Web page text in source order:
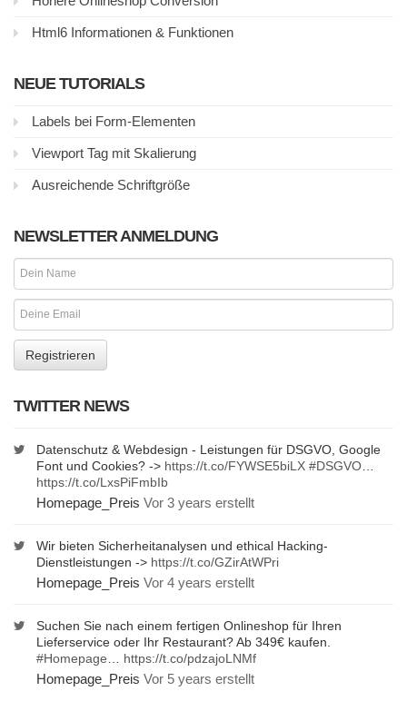
Html6 Informationen & Funktionen
NEUE TUTORIALS
Labels bei Form-Elementen
Viewport Tag mit Skalierung
Ausreichende Schriftgröße
NEWSLETTER ANMELDUNG
TWITTER NEWS
Datenschutz & Webdesign - Leistungen für DSGVO, Google
Font und Cookies? -> https://t.co/FYWSE5biLX #DSGVO
https://t.co/LxsPiFmbIb
Homepage_Preis Vor 3 years erstellt
Wir bieten Sicherheitanalysen und ethical Hacking-
Dienstleistungen -> https://t.co/GZirAtWPri
Homepage_Preis Vor 4 years erstellt
Suchen Sie nach einem fertigen Onlineshop für Ihren
Lieferservice oder Ihr Restaurant? Ab 349€ kaufen.
#Homepage
https://t.co/pdzajoLNMf
Homepage_Preis Vor 5 years erstellt